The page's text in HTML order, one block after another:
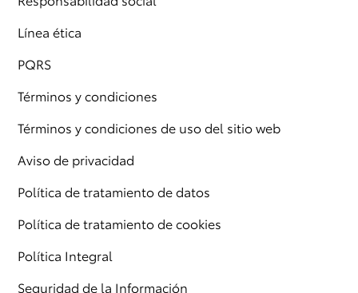
Línea ética
PQRS
Términos y condiciones
Términos y condiciones de uso del sitio web
Aviso de privacidad
Política de tratamiento de datos
Política de tratamiento de cookies
Política Integral
Seguridad de la Información